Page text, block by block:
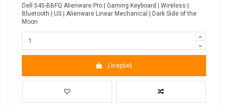
Dell 545-BBFQ Alienware Pro | Gaming Keyboard | Wireless |
Bluetooth | US | Alienware Linear Mechanical | Dark Side of the
Moon
Į krepšelį